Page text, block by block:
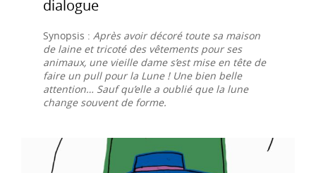
dialogue
Synopsis :Après avoir décoré toute sa maison
de laine et tricoté des vêtements pour ses
animaux, une vieille dame s’est mise en tête de
faire un pull pour la Lune ! Une bien belle
attention… Sauf qu’elle a oublié que la lune
change souvent de forme.